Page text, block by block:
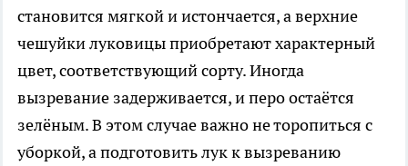
становится мягкой и истончается, а верхние
чешуйки луковицы приобретают характерный
цвет, соответствующий сорту. Иногда
вызревание задерживается, и перо остаётся
зелёным. В этом случае важно не торопиться с
уборкой, а подготовить лук к вызреванию